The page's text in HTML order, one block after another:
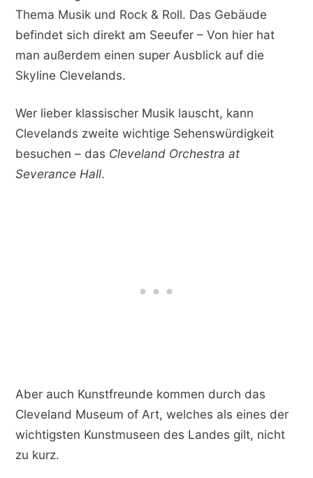
Thema Musik und Rock & Roll. Das Gebäude
befindet sich direkt am Seeufer – Von hier hat
man außerdem einen super Ausblick auf die
Skyline Clevelands.
Wer lieber klassischer Musik lauscht, kann
Clevelands zweite wichtige Sehenswürdigkeit
besuchen – das Cleveland Orchestra at
Severance Hall.
Aber auch Kunstfreunde kommen durch das
Cleveland Museum of Art, welches als eines der
wichtigsten Kunstmuseen des Landes gilt, nicht
zu kurz.